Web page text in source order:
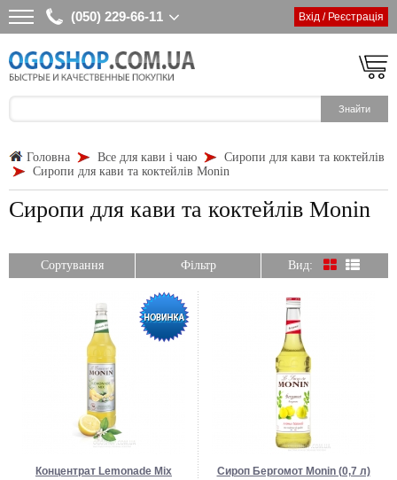
(050) 229-66-11 Вхід / Реєстрація
Головна Все для кави і чаю
Сиропи для кави та коктейлів
Сиропи для кави та коктейлів Monin
Сиропи для кави та коктейлів Monin
Сортування Фільтр Вид:
Концентрат Lemonade Mix
Сироп Бергомот Monin (0,7 л)